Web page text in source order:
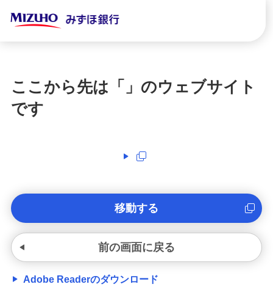
ここから先は「 」のウェブサイト
です
移動する
前の画面に戻る
Adobe Readerのダウンロード